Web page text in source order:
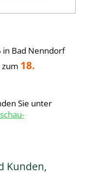
in Bad Nenndorf
zum 18.
Sie unter
Kunden,